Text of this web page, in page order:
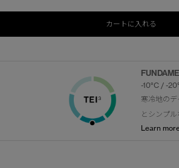
カートに入れる
-10°C / -
寒冷地の
とシンプ
Learn